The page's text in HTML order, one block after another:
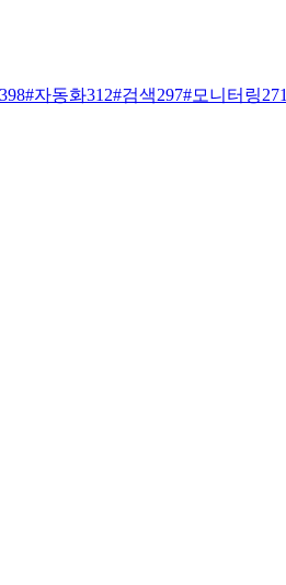
398#자동화312#검색297#모니터링271